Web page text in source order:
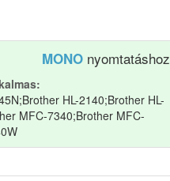
MONOnyomtatáshoz
HL-2140;Brother HL-
MFC-7340;Brother MFC-